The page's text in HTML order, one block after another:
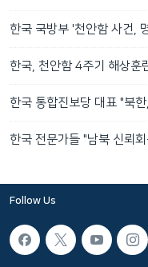
한국 국방부 '천안함 사건,
한국, 천안함 4주기 해상
한국 통합진보당 대표 "북
한국 전문가들 "남북 신뢰
Follow Us